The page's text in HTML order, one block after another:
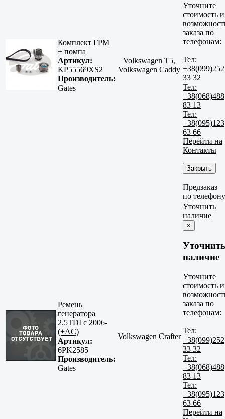
Комплект ГРМ
+ помпа
Артикул:
KP55569XS2
Производитель:
Gates
Volkswagen T5,
Volkswagen Caddy
Уточните
стоимость и
заказа по
телефонам:
Тел:
+38(099)252
33 32
Тел:
+38(068)488
83 13
Тел:
+38(095)123
63 66
Перейти на
Контакты
Закрыть
Предзаказ
по телефону
Ремень
генератора
2.5TDI с 2006-
(+AC)
Артикул:
6PK2585
Производитель:
Gates
Volkswagen Crafter
Уточнить
наличие
×
Уточнить
наличие
Уточните
стоимость и
заказа по
телефонам:
Тел:
+38(099)252
33 32
Тел:
+38(068)488
83 13
Тел:
+38(095)123
63 66
Перейти на